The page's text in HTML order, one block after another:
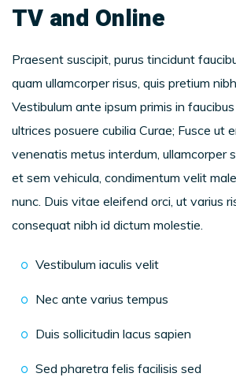
TV and Online
Praesent suscipit, purus tincidunt
quam ullamcorper risus, quis pretium
Vestibulum ante ipsum primis in
ultrices posuere cubilia Curae; Fusce ut
venenatis metus interdum, ullamcorper
et sem vehicula, condimentum velit
nunc. Duis vitae eleifend orci, ut varius
consequat nibh id dictum molestie.
Vestibulum iaculis velit
Nec ante varius tempus
Duis sollicitudin lacus sapien
Sed pharetra felis facilisis sed